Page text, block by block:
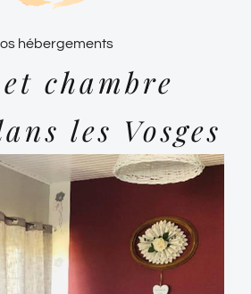
hébergements
chambre
les Vosges